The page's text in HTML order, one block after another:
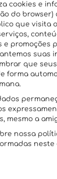
cookies e
do
que visita
e promoções
suas
que
forma
mesmo a
nossa
neste